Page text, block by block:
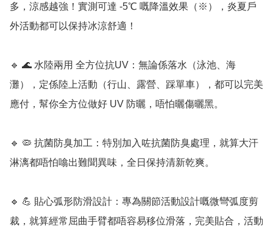
多，涼感越強！實測可達 -5℃ 嘅降溫效果（※），炎夏戶
外活動都可以保持冰涼舒適！
🔹 🌊 水陸兩用 全方位抗UV：無論係落水（泳池、海
灘），定係陸上活動（行山、露營、踩單車），都可以完美
應付，幫你全方位做好 UV 防曬，唔怕曬傷曬黑。
🔹 🦠 抗菌防臭加工：特別加入咗抗菌防臭處理，就算大汗
淋漓都唔怕噏出難聞異味，全日保持清新乾爽。
🔹 💪 貼心弧形防滑設計：專為關節活動設計嘅微彎弧度剪
裁，就算經常屈曲手臂都唔容易移位滑落，完美貼合，活動